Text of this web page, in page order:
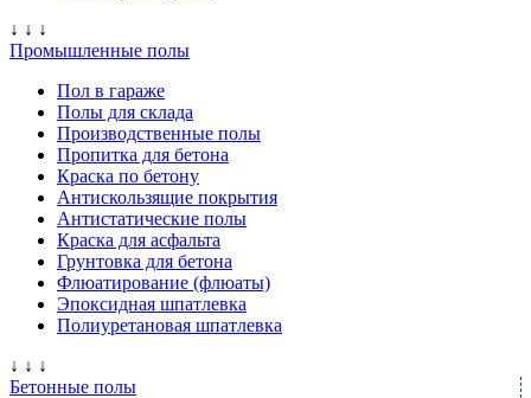
↓ ↓ ↓
Промышленные полы
Пол в гараже
Полы для склада
Производственные полы
Пропитка для бетона
Краска по бетону
Антискользящие покрытия
Антистатические полы
Краска для асфальта
Грунтовка для бетона
Флюатирование (флюаты)
Эпоксидная шпатлевка
Полиуретановая шпатлевка
↓ ↓ ↓
Бетонные полы